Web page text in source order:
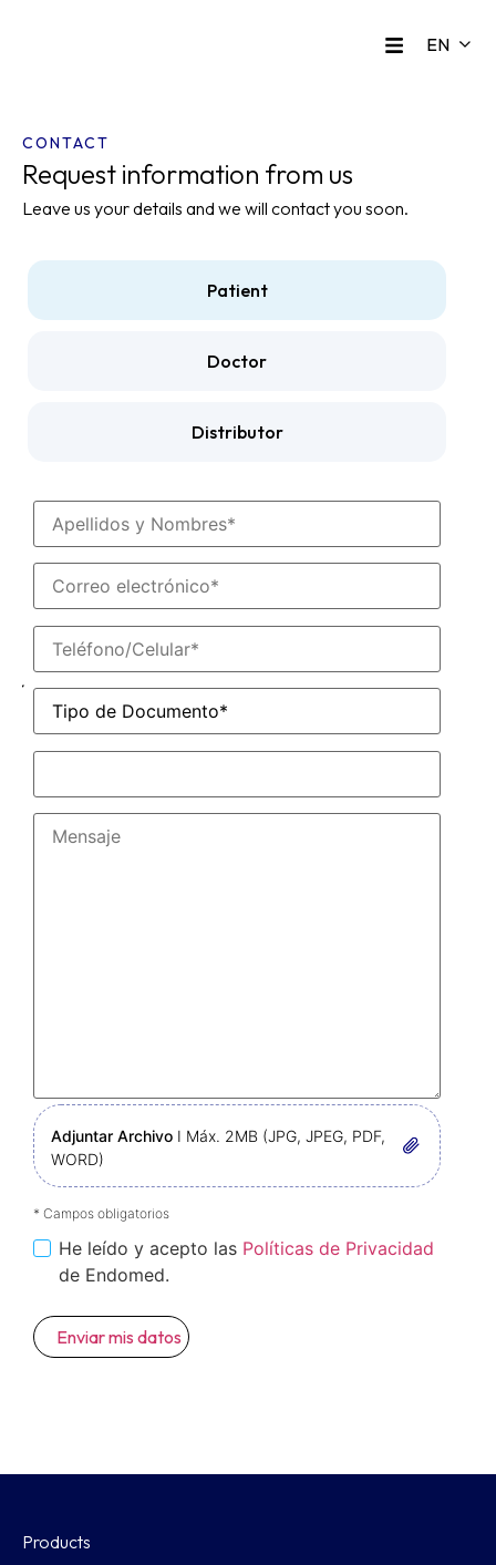
CONTACT
Request information from us
Leave us your details and we will contact you soon.
Patient
Doctor
Distributor
Adjuntar Archivo I Máx. 2MB (JPG, JPEG, PDF,
WORD)
* Campos obligatorios
He leído y acepto las Políticas de Privacidad
de Endomed.
Products